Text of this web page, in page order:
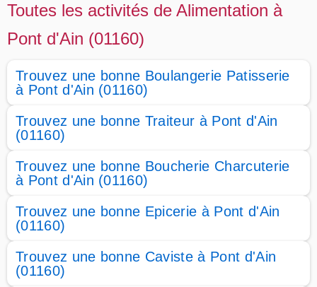
Toutes les activités de Alimentation à
Pont d'Ain (01160)
Trouvez une bonne Boulangerie Patisserie
à Pont d'Ain (01160)
Trouvez une bonne Traiteur à Pont d'Ain
(01160)
Trouvez une bonne Boucherie Charcuterie
à Pont d'Ain (01160)
Trouvez une bonne Epicerie à Pont d'Ain
(01160)
Trouvez une bonne Caviste à Pont d'Ain
(01160)